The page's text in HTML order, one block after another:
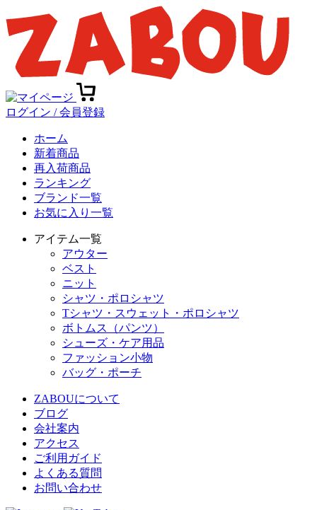
ログイン / 会員登録
ホーム
新着商品
再入荷商品
ランキング
ブランド一覧
お気に入り一覧
アイテム一覧
アウター
ベスト
ニット
シャツ・ポロシャツ
Tシャツ・スウェット・ポロシャツ
ボトムス（パンツ）
シューズ・ケア用品
ファッション小物
バッグ・ポーチ
ZABOUについて
ブログ
会社案内
アクセス
ご利用ガイド
よくある質問
お問い合わせ